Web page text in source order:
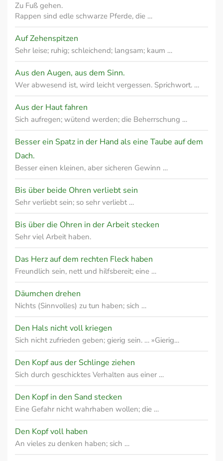
Zu Fuß gehen.
Rappen sind edle schwarze Pferde, die …
Auf Zehenspitzen
Sehr leise; ruhig; schleichend; langsam; kaum …
Aus den Augen, aus dem Sinn.
Wer abwesend ist, wird leicht vergessen. Sprichwort. …
Aus der Haut fahren
Sich aufregen; wütend werden; die Beherrschung …
Besser ein Spatz in der Hand als eine Taube auf dem
Dach.
Besser einen kleinen, aber sicheren Gewinn …
Bis über beide Ohren verliebt sein
Sehr verliebt sein; so sehr verliebt …
Bis über die Ohren in der Arbeit stecken
Sehr viel Arbeit haben.
Das Herz auf dem rechten Fleck haben
Freundlich sein, nett und hilfsbereit; eine …
Däumchen drehen
Nichts (Sinnvolles) zu tun haben; sich …
Den Hals nicht voll kriegen
Sich nicht zufrieden geben; gierig sein. … »Gierig…
Den Kopf aus der Schlinge ziehen
Sich durch geschicktes Verhalten aus einer …
Den Kopf in den Sand stecken
Eine Gefahr nicht wahrhaben wollen; die …
Den Kopf voll haben
An vieles zu denken haben; sich …